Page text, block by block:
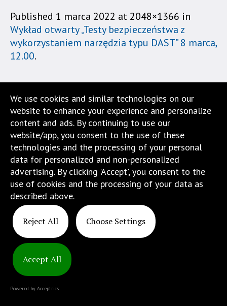
Naukach
Stosowanych".
Strona
jest
menu
skiplinks
pozwalające
szybko
przechodzić
treści,
które
znajduje
bezpośrednio
wiadomością.
Strona
Published 1 marca 2022 at 2048×1366 in
Wykład otwarty „Testy bezpieczeństwa z
wykorzystaniem narzędzia typu DAST” 8 marca,
12.00.
We use cookies and similar technologies on our
website to enhance your experience and personalize
content and ads. By continuing to use our
website/app, you consent to the use of these
technologies and the processing of your personal
data for personalized and non-personalized
advertising. By clicking 'Accept', you consent to the
use of cookies and the processing of your data as
described above.
Reject All Choose Settings
Accept All
Powered by Acceptrics